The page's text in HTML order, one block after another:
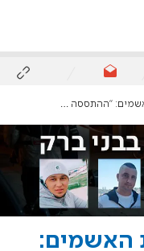
מסכנת את המדינה"
האשמים: